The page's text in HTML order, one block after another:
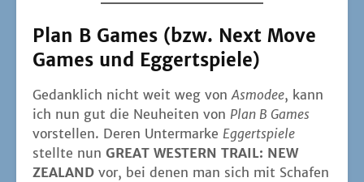
Plan B Games (bzw. Next Move
Games und Eggertspiele)
Gedank­lich nicht weit weg von Asmo­dee, kann
ich nun gut die Neu­hei­ten von Plan B Games
vor­stel­len. Deren Unter­mar­ke Eggert­spie­le
stell­te nun GREAT WESTERN TRAIL: NEW
ZEALAND vor, bei denen man sich mit Scha­fen